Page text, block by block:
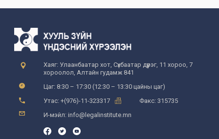
Хаяг: Улаанбаатар хот, Сүхбаатар дүүрэг, 11 хороо, 7
хороолол, Алтайн гудамж 841
Цаг: 8:30 – 17:30 (12:30 – 13:30 цайны цаг)
Утас: +(976)-11-323317
Факс: 315735
И-мэйл: info@legalinstitute.mn